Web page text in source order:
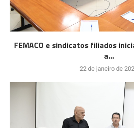
FEMACO e sindicatos filiados
a...
22 de janeiro de